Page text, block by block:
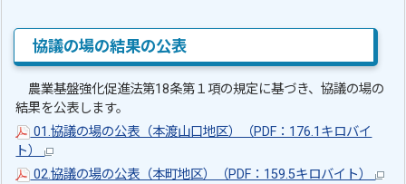
協議の場の結果の公表
農業基盤強化促進法第18条第１項の規定に基づき、協議の場の
結果を公表します。
01.協議の場の公表（本渡山口地区）（PDF：176.1キロバイ
ト）
02.協議の場の公表（本町地区）（PDF：159.5キロバイト）